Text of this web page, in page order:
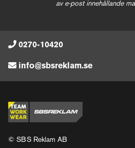
av e-post innehållande
0270-10420
info@sbsreklam.se
© SBS Reklam AB